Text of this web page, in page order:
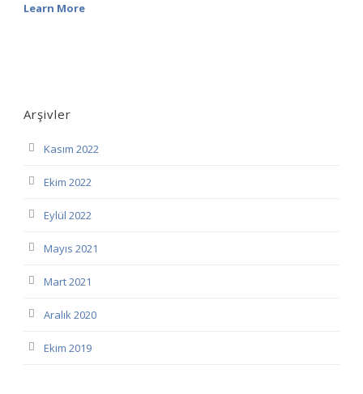
Learn More
Arşivler
Kasım 2022
Ekim 2022
Eylül 2022
Mayıs 2021
Mart 2021
Aralık 2020
Ekim 2019